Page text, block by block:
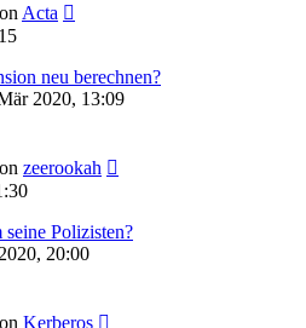
Acta
neu berechnen?
2020, 13:09
zeerookah
Polizisten?
20:00
Kerberos